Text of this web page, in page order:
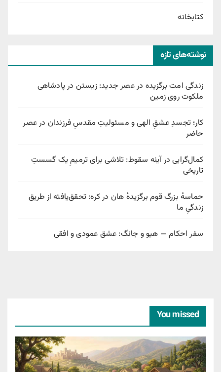
کتابخانه
نوشته‌های تازه
زندگی امت برگزیده در عصر جدید: زیستن در پادشاهی
ملکوت روی زمین
کار؛ تجسدِ عشقِ الهی و مسئولیتِ مقدسِ فرزندان در عصر
حاضر
کمال‌گرایی در آینه سقوط: تلاشی برای ترمیمِ یک گسستِ
تاریخی
حماسهٔ بزرگ قوم برگزیدهٔ هان در کره: تحقق‌یافته از طریق
زندگیِ ما
سفر احکام — هیو و جانگ: عشق عمودی و افقی
You missed